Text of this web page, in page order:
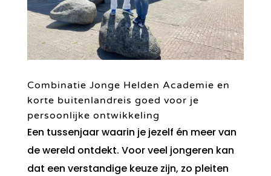
Combinatie Jonge Helden Academie en
korte buitenlandreis goed voor je
persoonlijke ontwikkeling
Een tussenjaar waarin je jezelf én meer van
de wereld ontdekt. Voor veel jongeren kan
dat een verstandige keuze zijn, zo pleiten